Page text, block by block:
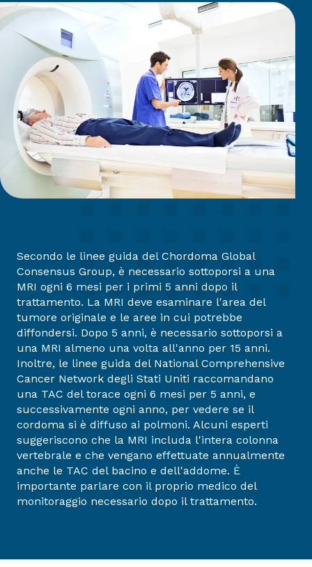
Secondo le linee guida del Chordoma Global
Consensus Group, è necessario sottoporsi a una
MRI ogni 6 mesi per i primi 5 anni dopo il
trattamento. La MRI deve esaminare l'area del
tumore originale e le aree in cui potrebbe
diffondersi. Dopo 5 anni, è necessario sottoporsi a
una MRI almeno una volta all'anno per 15 anni.
Inoltre, le linee guida del National Comprehensive
Cancer Network degli Stati Uniti raccomandano
una TAC del torace ogni 6 mesi per 5 anni, e
successivamente ogni anno, per vedere se il
cordoma si è diffuso ai polmoni. Alcuni esperti
suggeriscono che la MRI includa l'intera colonna
vertebrale e che vengano effettuate annualmente
anche le TAC del bacino e dell'addome. È
importante parlare con il proprio medico del
monitoraggio necessario dopo il trattamento.